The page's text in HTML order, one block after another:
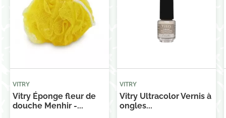
VITRY
Vitry Éponge fleur de
douche Menhir -...
VITRY
Vitry Ultracolor Vernis à
ongles...